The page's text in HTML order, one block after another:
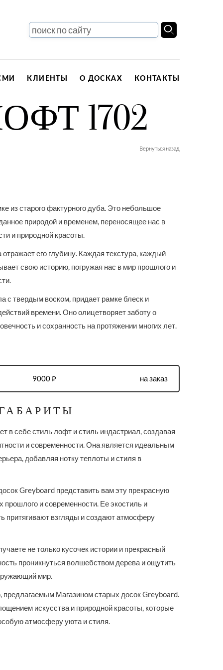
КЛИЕНТЫ О ДОСКАХ КОНТАКТЫ
1702
Вернуться назад
из старого фактурного дуба. Это небольшое
природой и временем, переносящее нас в
и природной красоты.
его глубину. Каждая текстура, каждый
свою историю, погружая нас в мир прошлого и
с твердым воском, придает рамке блеск и
времени. Оно олицетворяет заботу о
и сохранность на протяжении многих лет.
9000 ₽ на заказ
в себе стиль лофт и стиль индастриал, создавая
и современности. Она является идеальным
добавляя нотку теплоты и стиля в
Greyboard представить вам эту прекрасную
прошлого и современности. Ее экостиль и
притягивают взгляды и создают атмосферу
не только кусочек истории и прекрасный
проникнуться волшебством дерева и ощутить
мир.
предлагаемым Магазином старых досок Greyboard.
искусства и природной красоты, которые
атмосферу уюта и стиля.